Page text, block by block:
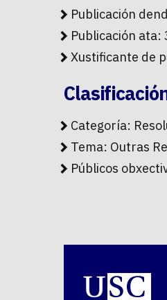
Publicación
Publicación
Xustificante de
Categoría:
Tema: Outras
Públicos